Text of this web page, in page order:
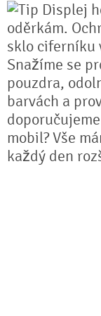
Displej
oděrkám.
sklo ciferníku
Snažíme se
pouzdra,
barvách a
mobil? Vše
každý den